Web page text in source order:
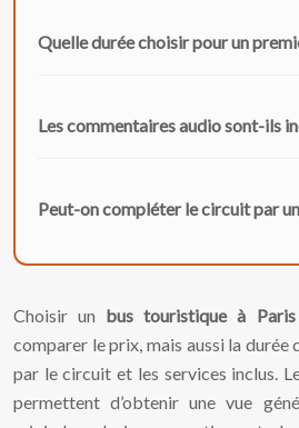
Quelle durée choisir pour un
Les commentaires audio sont-ils
Peut-on compléter le circuit par
Choisir un bus touristique à
comparer le prix, mais aussi la
par le circuit et les services inclus.
permettent d’obtenir une vue